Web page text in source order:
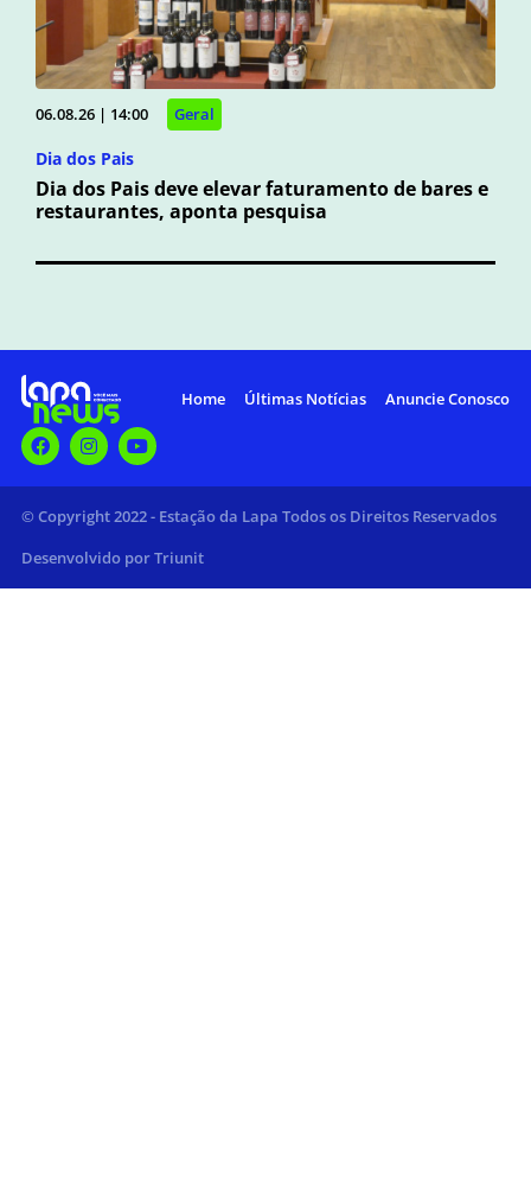
06.08.26 | 14:00 Geral
Dia dos Pais
Dia dos Pais deve elevar faturamento de bares e
restaurantes, aponta pesquisa
Home Últimas Notícias Anuncie Conosco
© Copyright 2022 - Estação da Lapa Todos os Direitos Reservados
Desenvolvido por Triunit